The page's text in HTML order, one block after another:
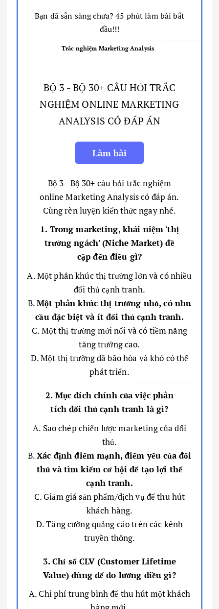
Bạn đã sẵn sàng chưa? 45 phút làm bài bắt
đầu!!!
Trắc nghiệm Marketing Analysis
BỘ 3 - BỘ 30+ CÂU HỎI TRẮC
NGHIỆM ONLINE MARKETING
ANALYSIS CÓ ĐÁP ÁN
Bộ 3 - Bộ 30+ câu hỏi trắc nghiệm
online Marketing Analysis có đáp án.
Cùng rèn luyện kiến thức ngay nhé.
1. Trong marketing, khái niệm 'thị
trường ngách' (Niche Market) đề
cập đến điều gì?
A. Một phân khúc thị trường lớn và có nhiều
đối thủ cạnh tranh.
B.Một phân khúc thị trường nhỏ, có nhu
cầu đặc biệt và ít đối thủ cạnh tranh.
C. Một thị trường mới nổi và có tiềm năng
tăng trưởng cao.
D. Một thị trường đã bão hòa và khó có thể
phát triển.
2. Mục đích chính của việc phân
tích đối thủ cạnh tranh là gì?
A. Sao chép chiến lược marketing của đối
thủ.
B.Xác định điểm mạnh, điểm yếu của đối
thủ và tìm kiếm cơ hội để tạo lợi thế
cạnh tranh.
C. Giảm giá sản phẩm/dịch vụ để thu hút
khách hàng.
D. Tăng cường quảng cáo trên các kênh
truyền thông.
3. Chỉ số CLV (Customer Lifetime
Value) dùng để đo lường điều gì?
A. Chi phí trung bình để thu hút một khách